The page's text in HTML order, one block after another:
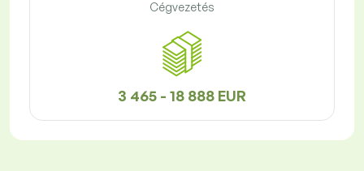
Cégvezetés
3 465 - 18 888 EUR